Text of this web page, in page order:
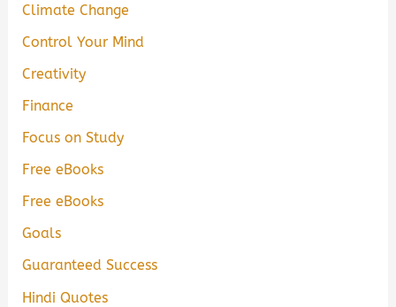
Climate Change
Control Your Mind
Creativity
Finance
Focus on Study
Free eBooks
Free eBooks
Goals
Guaranteed Success
Hindi Quotes